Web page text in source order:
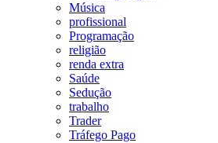
Música
profissional
Programação
religião
renda extra
Saúde
Sedução
trabalho
Trader
Tráfego Pago